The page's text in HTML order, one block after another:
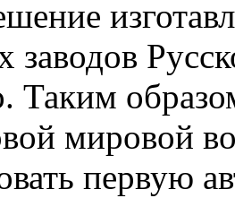
заводов
Таким
мировой
первую